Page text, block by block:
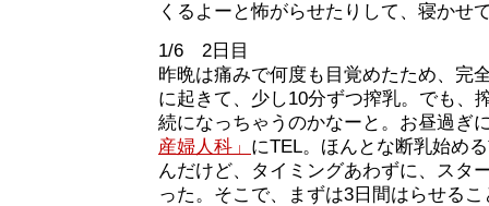
くるよーと怖がらせたりして、寝かせ
1/6 2日目
昨晩は痛みで何度も目覚めたため、完
に起きて、少し10分ずつ搾乳。でも、
続になっちゃうのかなーと。お昼過ぎ
産婦人科」 にTEL。ほんとな断乳始め
んだけど、タイミングあわずに、スタ
った。そこで、まずは3日間はらせる